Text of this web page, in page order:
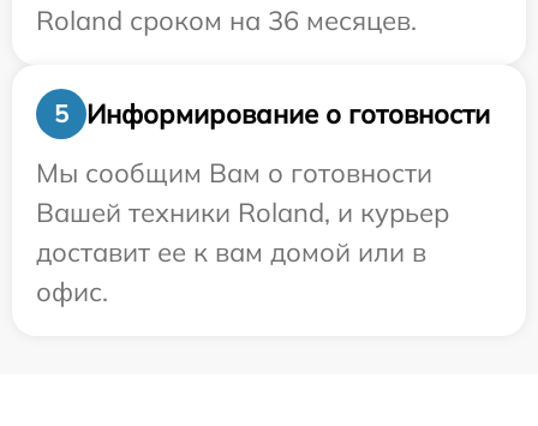
Roland сроком на 36 месяцев.
5
Информирование о готовности
Мы сообщим Вам о готовности
Вашей техники Roland, и курьер
доставит ее к вам домой или в
офис.